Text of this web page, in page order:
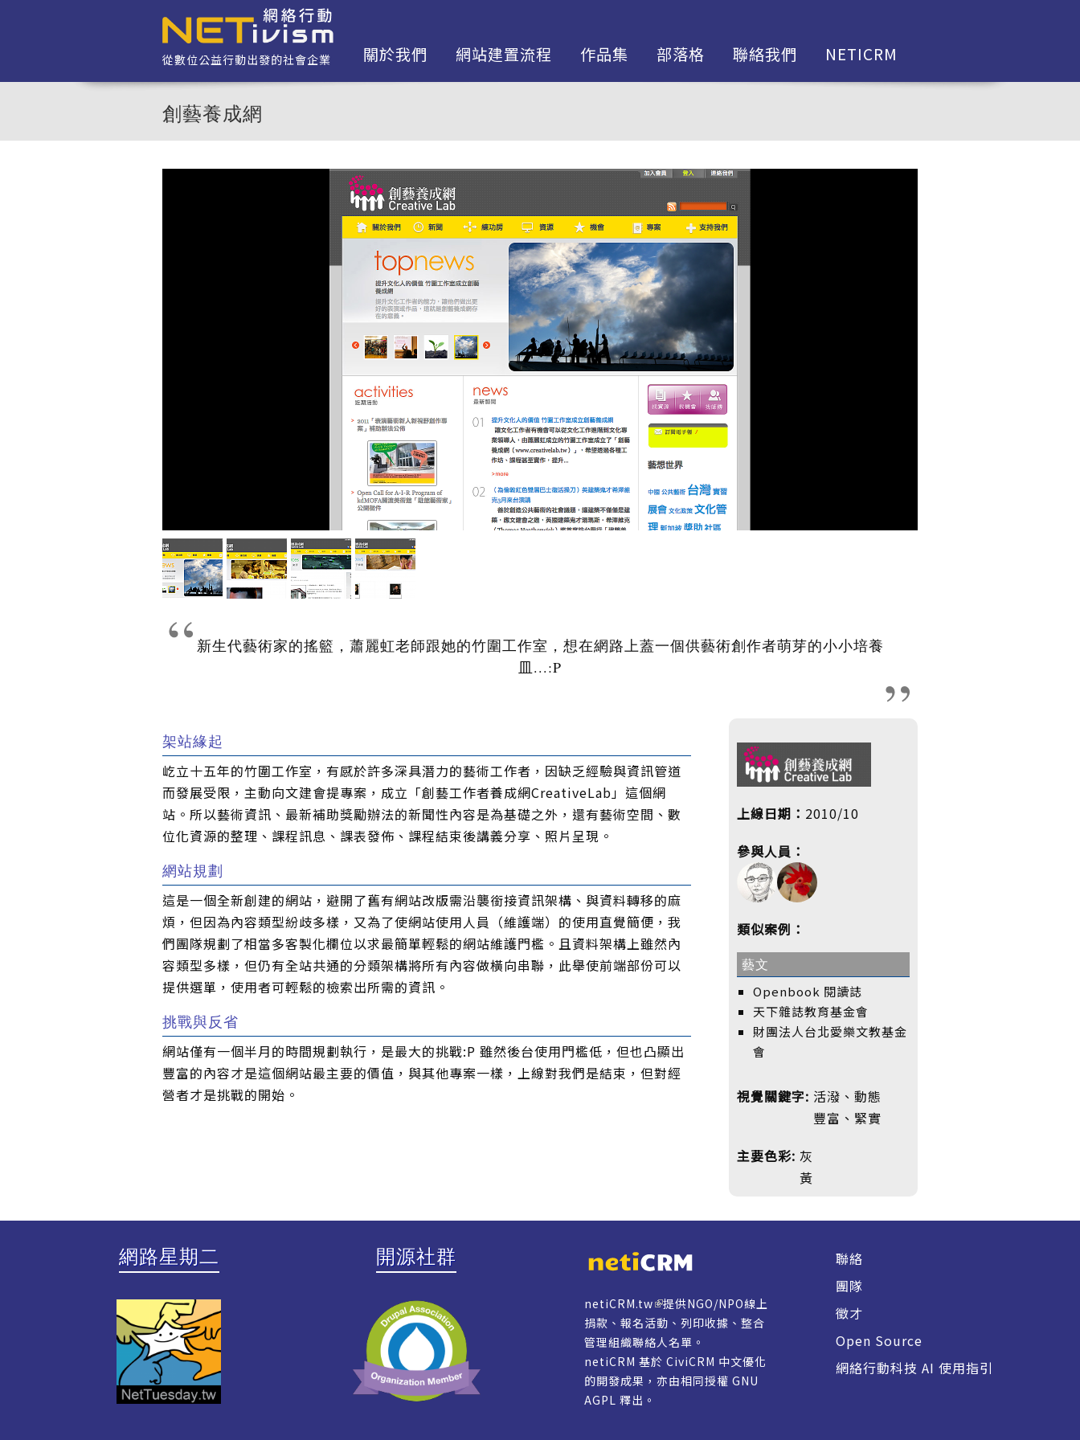
從數位公益行動出發的社會企業 關於我們 網站建置流程 作品集 部落格 聯絡我們 NETICRM
創藝養成網
新生代藝術家的搖籃，蕭麗虹老師跟她的竹圍工作室，想在網路上蓋一個供藝術創作者萌芽的小小培養
皿...:P
架站緣起
屹立十五年的竹圍工作室，有感於許多深具潛力的藝術工作者，因缺乏經驗與資訊管道
而發展受限，主動向文建會提專案，成立「創藝工作者養成網CreativeLab」這個網
站。所以藝術資訊、最新補助獎勵辦法的新聞性內容是為基礎之外，還有藝術空間、數
位化資源的整理、課程訊息、課表發佈、課程結束後講義分享、照片呈現。
網站規劃
這是一個全新創建的網站，避開了舊有網站改版需沿襲銜接資訊架構、與資料轉移的麻
煩，但因為內容類型紛歧多樣，又為了使網站使用人員（維護端）的使用直覺簡便，我
們團隊規劃了相當多客製化欄位以求最簡單輕鬆的網站維護門檻。且資料架構上雖然內
容類型多樣，但仍有全站共通的分類架構將所有內容做橫向串聯，此舉使前端部份可以
提供選單，使用者可輕鬆的檢索出所需的資訊。
挑戰與反省
網站僅有一個半月的時間規劃執行，是最大的挑戰:P 雖然後台使用門檻低，但也凸顯出
豐富的內容才是這個網站最主要的價值，與其他專案一樣，上線對我們是結束，但對經
營者才是挑戰的開始。
上線日期： 2010/10
參與人員：
類似案例：
藝文
Openbook 閱讀誌
天下雜誌教育基金會
財團法人台北愛樂文教基金
會
視覺關鍵字: 活潑、動態
豐富、緊實
主要色彩: 灰
黃
網路星期二 開源社群
netiCRM.tw
提供NGO/NPO線上
捐款、報名活動、列印收據、整合
管理組織聯絡人名單。
netiCRM 基於 CiviCRM 中文優化
的開發成果，亦由相同授權GNU
AGPL 釋出。
聯絡
團隊
徵才
Open Source
網絡行動科技 AI 使用指引